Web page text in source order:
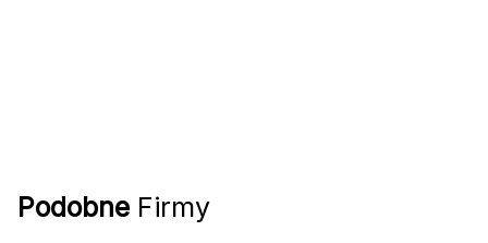
Podobne Firmy